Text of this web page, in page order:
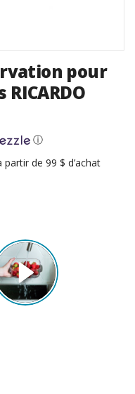
pour
ⓘ
partir de 99 $ d’achat